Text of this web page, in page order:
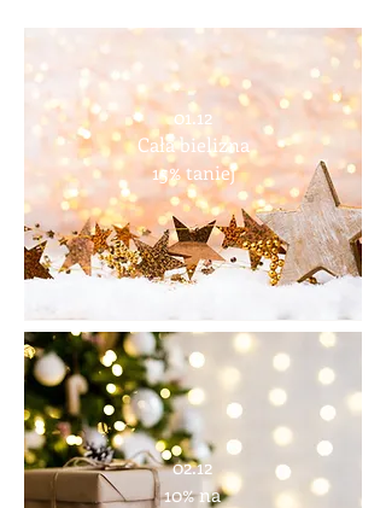
01.12
Cała bielizna
15% taniej
02.12
10% na